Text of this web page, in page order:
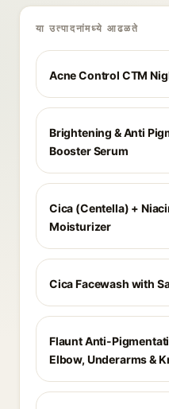
या उत्पादनांमध्ये आढळते
Acne Control CTM
Brightening & Anti
Booster Serum
Cica (Centella) +
Moisturizer
Cica Facewash with
Flaunt Anti-
Elbow, Underarms &